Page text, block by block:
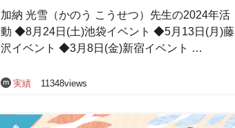
加納 光雪（かのう こうせつ）先生の2024年活
動 ◆8月24日(土)池袋イベント ◆5月13日(月)藤
沢イベント ◆3月8日(金)新宿イベント …
実績 11348views